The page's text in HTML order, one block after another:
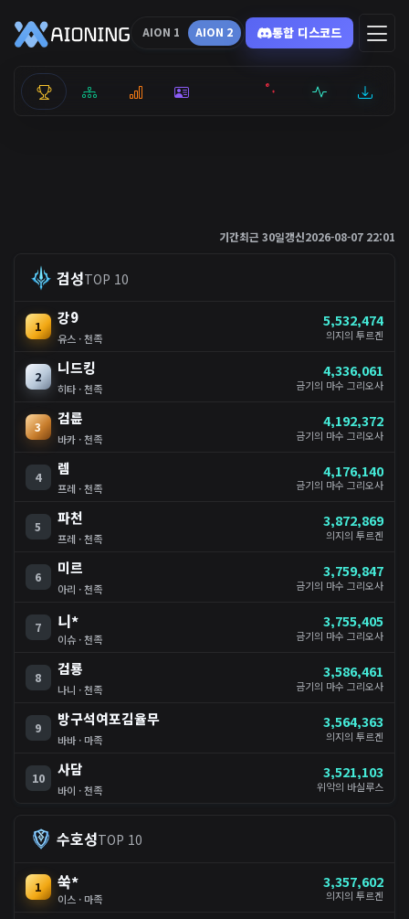
AION 1 AION 2 통합 디스코드
통합 순위리더보드통계 캐릭터 서버현황최근기록잉미
기간최근 30일갱신2026-08-07 22:01
검성TOP 10
1 강9
유스 · 천족
5,532,474
의지의 투르겐
2 니드킹
히타 · 천족
4,336,061
금기의 마수 그리오사
3 검륜
바카 · 천족
4,192,372
금기의 마수 그리오사
4 렘
프레 · 천족
4,176,140
금기의 마수 그리오사
5 파천
프레 · 천족
3,872,869
의지의 투르겐
6 미르
아리 · 천족
3,759,847
금기의 마수 그리오사
7 니*
이슈 · 천족
3,755,405
금기의 마수 그리오사
8 검룡
나니 · 천족
3,586,461
금기의 마수 그리오사
9 방구석여포김율무
바바 · 마족
3,564,363
의지의 투르겐
10 사담
바이 · 천족
3,521,103
위악의 바실루스
수호성TOP 10
1 쑥*
이스 · 마족
3,357,602
의지의 투르겐